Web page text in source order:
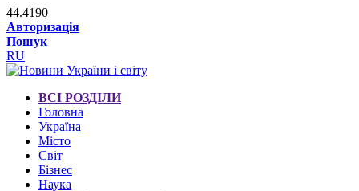
44.4190
Авторизація
Пошук
RU
ВСІ РОЗДІЛИ
Головна
Україна
Місто
Світ
Бізнес
Наука